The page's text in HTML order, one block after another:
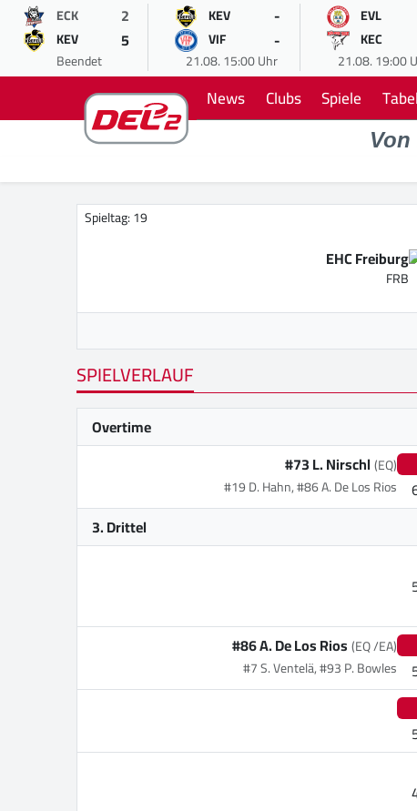
ECK 2
KEV 5
Beendet
KEV -
VIF -
21.08. 15:00 Uhr
EVL
KEC
21.08. 19:00
News Clubs Spiele
Von
Spieltag: 19
EHC Freiburg
FRB
SPIELVERLAUF
Overtime
#73 L. Nirschl(EQ)
#19 D. Hahn, #86 A. De Los Rios
3. Drittel
#86 A. De Los Rios(EQ /EA)
#7 S. Ventelä, #93 P. Bowles